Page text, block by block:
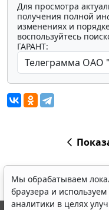
Для просмотра
получения полной
изменениях и
воспользуйтесь
ГАРАНТ:
Мы обрабатываем
браузера и
аналитики в целях